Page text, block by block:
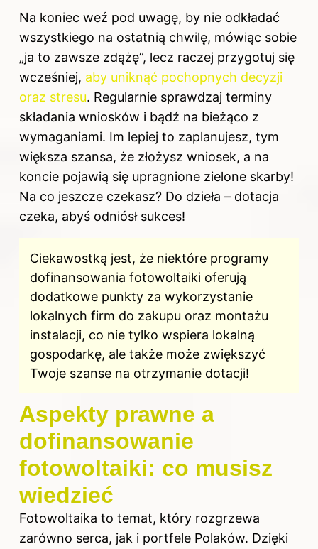
Na koniec weź pod uwagę, by nie odkładać
wszystkiego na ostatnią chwilę, mówiąc sobie
„ja to zawsze zdążę”, lecz raczej przygotuj się
wcześniej, aby uniknąć pochopnych decyzji
oraz stresu. Regularnie sprawdzaj terminy
składania wniosków i bądź na bieżąco z
wymaganiami. Im lepiej to zaplanujesz, tym
większa szansa, że złożysz wniosek, a na
koncie pojawią się upragnione zielone skarby!
Na co jeszcze czekasz? Do dzieła – dotacja
czeka, abyś odniósł sukces!
Ciekawostką jest, że niektóre programy
dofinansowania fotowoltaiki oferują
dodatkowe punkty za wykorzystanie
lokalnych firm do zakupu oraz montażu
instalacji, co nie tylko wspiera lokalną
gospodarkę, ale także może zwiększyć
Twoje szanse na otrzymanie dotacji!
Aspekty prawne a
dofinansowanie
fotowoltaiki: co musisz
wiedzieć
Fotowoltaika to temat, który rozgrzewa
zarówno serca, jak i portfele Polaków. Dzięki